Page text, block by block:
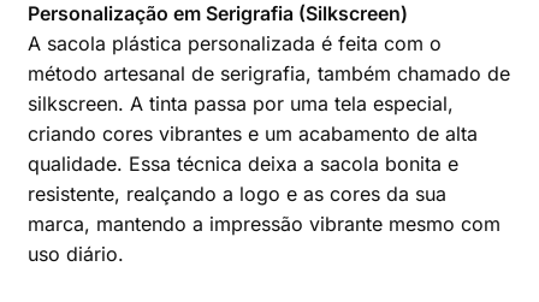
Personalização em Serigrafia (Silkscreen)
A sacola plástica personalizada é feita com o
método artesanal de serigrafia, também chamado de
silkscreen. A tinta passa por uma tela especial,
criando cores vibrantes e um acabamento de alta
qualidade. Essa técnica deixa a sacola bonita e
resistente, realçando a logo e as cores da sua
marca, mantendo a impressão vibrante mesmo com
uso diário.